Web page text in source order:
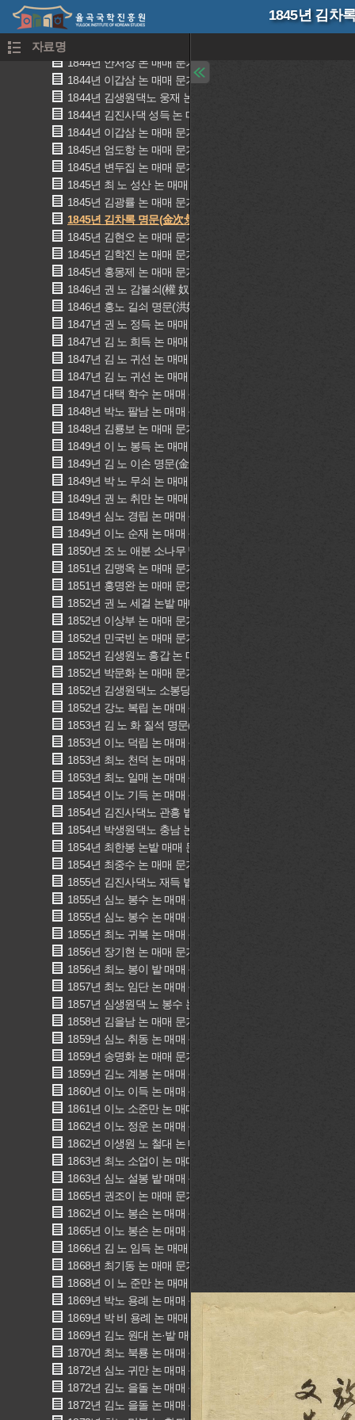
1845년 김차
자료명
1844년 황노 임철 논·밭 매매 문기(黃奴 壬哲 田畓賣買文記)
1844년 김노 상득 논밭 매매 문기(金奴尙得 田畓賣買文記)
1844년 안처상 논 매매 문기(安處祥 畓賣買文記)
1844년 이갑삼 논 매매 문기(李甲三 畓賣買文記)
1844년 김생원댁노 웅재 논 매매 문기(金奴雄財 畓賣買文記)
1844년 김진사댁 성득 논 매매 문기(金奴盛得 畓賣買文記)
1844년 이갑삼 논 매매 문기
1845년 엄도항 논 매매 문기(嚴道恒 畓賣買文記)
1845년 변두집 논 매매 문기(邊斗集 畓賣買文記)
1845년 최 노 성산 논 매매 문기(崔 奴 成山 畓賣買文記)
1845년 김광률 논 매매 문기(金光律 畓賣買文記)
1845년 김차록 명문(金次彔 畓賣買文記)
1845년 김현오 논 매매 문기(金鉉五 畓賣買文記)
1845년 김학진 논 매매 문기(金學璡 畓賣買文記)
1845년 홍몽제 논 매매 문기(洪夢濟 畓賣買文記)
1846년 권 노 감불쇠(權 奴 加/口}{示+弗}釗)
1846년 홍노 길쇠 명문(洪奴 吉釗 明文)
1847년 권 노 정득 논 매매 문기(權 奴 丁得 畓賣買文記)
1847년 김 노 희득 논 매매 문기(金 奴 喜得 畓賣買文記)
1847년 김 노 귀선 논 매매 문기(金 奴 貴先 畓賣買文記)
1847년 김 노 귀선 논 매매 문기(金 奴 貴先 畓賣買文記)
1847년 대택 학수 논 매매 문기(大宅 䳽守 畓賣買文記)
1848년 박노 팔남 논 매매 문기(朴奴 八男 畓賣買文記)
1848년 김룡보 논 매매 문기(金龍甫 畓賣買文記)
1849년 이 노 봉득 논 매매 문기(李 奴 奉得 畓賣買文記)
1849년 김 노 이손 명문(金 奴 伊孫 明文)
1849년 박 노 무쇠 논 매매 문기(朴 奴 戊釗 畓賣買文記)
1849년 권 노 취만 논 매매 문기(權 奴 就萬 畓賣買文記)
1849년 심노 경립 논 매매 문기(沈奴 庚立 畓賣買文記)
1849년 이노 순재 논 매매 문기(李奴順才 畓賣買文記)
1850년 조 노 애분 소나무 밭과 밭 매매 문기(曺 奴 愛分 田松
1851년 김맹옥 논 매매 문기(金孟玉 畓賣買文記)
1851년 홍명완 논 매매 문기(洪明完 畓賣買文記)
1852년 권 노 세걸 논밭 매매 문기(權 奴 世傑 田畓賣買文記)
1852년 이상부 논 매매 문기(李晉溥 畓賣買文記)
1852년 민국빈 논 매매 문기(閔國斌 畓賣買文記)
1852년 김생원노 흥갑 논 매매 문기(金奴興甲 畓賣買文記)
1852년 박문화 논 매매 문기(朴文華 畓賣買文記)
1852년 김생원댁노 소봉당검 논 매매 문기(金生員宅奴小封堂
1852년 강노 복립 논 매매 문기(姜奴卜立 畓賣買文記)
1853년 김 노 화 질석 명문(金奴花叱石 明文)
1853년 이노 덕립 논 매매 문기(李奴德立 畓賣買文記)
1853년 최노 천덕 논 매매 문기(崔奴千德 畓賣買文記)
1853년 최노 일매 논 매매 문기(崔奴日每 畓賣買文記)
1854년 이노 기득 논 매매 문기(李奴己得 畓賣買文記)
1854년 김진사댁노 관흥 밭 매매 문기(金奴官興 田賣買文記)
1854년 박생원댁노 충남 논 매매 문기(朴奴忠男 畓賣買文記)
1854년 최한봉 논밭 매매 문기(崔漢鳳 田畓賣買文記)
1854년 최중수 논 매매 문기(崔仲秀 畓賣買文記)
1855년 김진사댁노 재득 밭 매매 문기(金奴再得 田賣買文記)
1855년 심노 봉수 논 매매 문기(沈奴鳳守 畓賣買文記)
1855년 심노 봉수 논 매매 문기(沈奴 鳳守 畓賣買文記)
1855년 최노 귀복 논 매매 문기(崔奴 貴卜 畓賣買文記)
1856년 장기현 논 매매 문기(張箕鉉 畓賣買文記)
1856년 최노 봉이 밭 매매 문기(崔奴奉伊 田賣買文記)
1857년 최노 임단 논 매매 문기(崔奴壬丹 畓賣買文記)
1857년 심생원댁 노 봉수 논 매매 문기(沈生員宅 奴 鳳守 畓賣
1858년 김을남 논 매매 문기(金乙男 畓賣買文記)
1859년 심노 취동 논 매매 문기(沈奴取同 畓賣買文記)
1859년 송명화 논 매매 문기(宋明華 畓賣買文記)
1859년 김노 계봉 논 매매 문기(金奴 癸奉 畓賣買文記)
1860년 이노 이득 논 매매 문기(李奴己得 畓賣買文記)
1861년 이노 소준만 논 매매 문기(李奴俊萬 畓賣買文記)
1862년 이노 정운 논 매매 문기(李奴 丁云 畓賣買文記)
1862년 이생원 노 철대 논 매매 문기(李生員 奴 鐵大 畓賣買文
1863년 최노 소업이 논 매매 문기(崔奴 小業伊 畓賣買文記)
1863년 심노 설봉 밭 매매 문기(沈奴雪奉 田賣買文記)
1865년 권조이 논 매매 문기(權召史 畓賣買文記)
1862년 이노 봉손 논 매매 문기(李奴 捧孫 畓賣買文記)
1865년 이노 봉손 논 매매 문기(李奴 捧孫 畓賣買文記)
1866년 김 노 임득 논 매매 문기(金 奴 壬得 畓賣買文記)
1868년 최기동 논 매매 문기(崔己同 畓賣買文記)
1868년 이 노 준만 논 매매 문기(李 奴 俊萬 畓賣買文記)
1869년 박노 용례 논 매매 문기(朴奴 龍禮 畓賣買文記)
1869년 박 비 용례 논 매매 문기(朴 婢 用禮 畓賣買文記)
1869년 김노 원대 논·밭 매매 문기(金奴 元大 田畓賣買文記)
1870년 최노 북룡 논 매매 문기(崔奴 北龍 畓賣買文記)
1872년 심노 귀만 논 매매 문기(沈奴 貴萬 畓賣買文記)
1872년 김노 을돌 논 매매 문기(金奴 乙乭 畓賣買文記)
1872년 김노 을돌 논 매매 문기(金奴乙乭 畓賣買文記)